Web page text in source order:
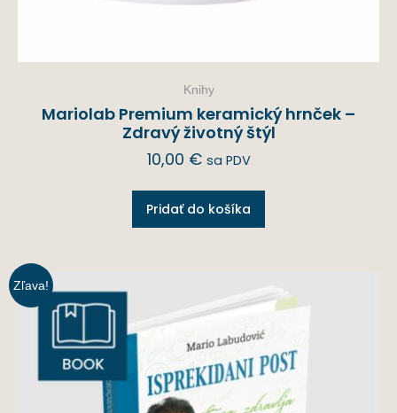
Knihy
Mariolab Premium keramický hrnček –
Zdravý životný štýl
10,00 € sa PDV
Pridať do košíka
Zľava!